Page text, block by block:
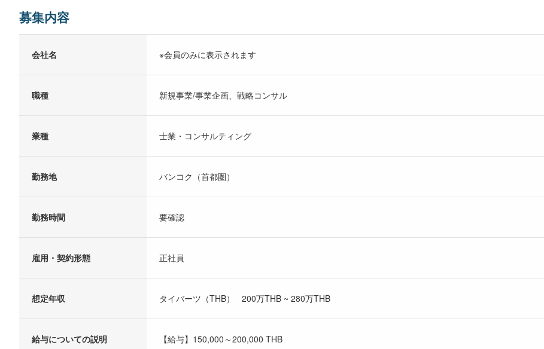
募集内容
会社名 ※会員のみに表示されます
職種 新規事業/事業企画、戦略コンサル
業種 士業・コンサルティング
勤務地 バンコク（首都圏）
勤務時間 要確認
雇用・契約形態 正社員
想定年収 タイバーツ（THB） 200万THB ~ 280万THB
給与についての説明 【給与】150,000～200,000 THB